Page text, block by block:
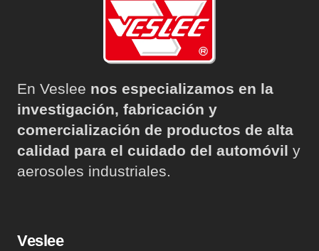
En Veslee nos especializamos en la
investigación, fabricación y
comercialización de productos de alta
calidad para el cuidado del automóvil y
aerosoles industriales.
Veslee